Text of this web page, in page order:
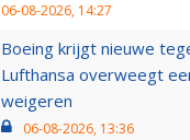
06-08-2026, 14:27
Boeing krijgt nieuwe
Lufthansa overweegt
weigeren
06-08-2026, 13:36